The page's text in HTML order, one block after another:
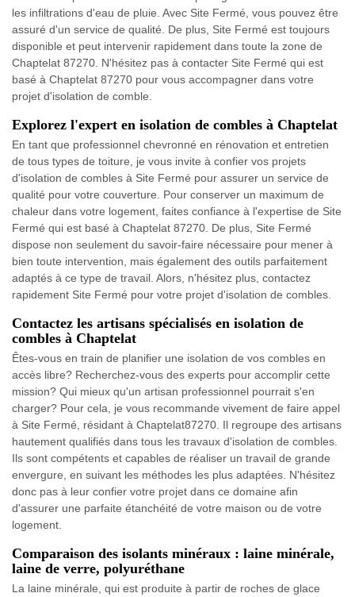
les infiltrations d'eau de pluie. Avec Site Fermé, vous pouvez être
assuré d'un service de qualité. De plus, Site Fermé est toujours
disponible et peut intervenir rapidement dans toute la zone de
Chaptelat 87270. N'hésitez pas à contacter Site Fermé qui est
basé à Chaptelat 87270 pour vous accompagner dans votre
projet d'isolation de comble.
Explorez l'expert en isolation de combles à Chaptelat
En tant que professionnel chevronné en rénovation et entretien
de tous types de toiture, je vous invite à confier vos projets
d'isolation de combles à Site Fermé pour assurer un service de
qualité pour votre couverture. Pour conserver un maximum de
chaleur dans votre logement, faites confiance à l'expertise de Site
Fermé qui est basé à Chaptelat 87270. De plus, Site Fermé
dispose non seulement du savoir-faire nécessaire pour mener à
bien toute intervention, mais également des outils parfaitement
adaptés à ce type de travail. Alors, n'hésitez plus, contactez
rapidement Site Fermé pour votre projet d'isolation de combles.
Contactez les artisans spécialisés en isolation de
combles à Chaptelat
Êtes-vous en train de planifier une isolation de vos combles en
accès libre? Recherchez-vous des experts pour accomplir cette
mission? Qui mieux qu'un artisan professionnel pourrait s'en
charger? Pour cela, je vous recommande vivement de faire appel
à Site Fermé, résidant à Chaptelat87270. Il regroupe des artisans
hautement qualifiés dans tous les travaux d'isolation de combles.
Ils sont compétents et capables de réaliser un travail de grande
envergure, en suivant les méthodes les plus adaptées. N'hésitez
donc pas à leur confier votre projet dans ce domaine afin
d'assurer une parfaite étanchéité de votre maison ou de votre
logement.
Comparaison des isolants minéraux : laine minérale,
laine de verre, polyuréthane
La laine minérale, qui est produite à partir de roches de glace